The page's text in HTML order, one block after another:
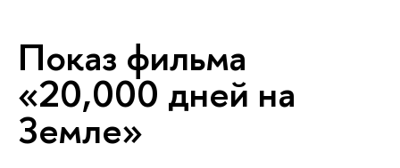
Показ фильма
«20,000 дней на
Земле»